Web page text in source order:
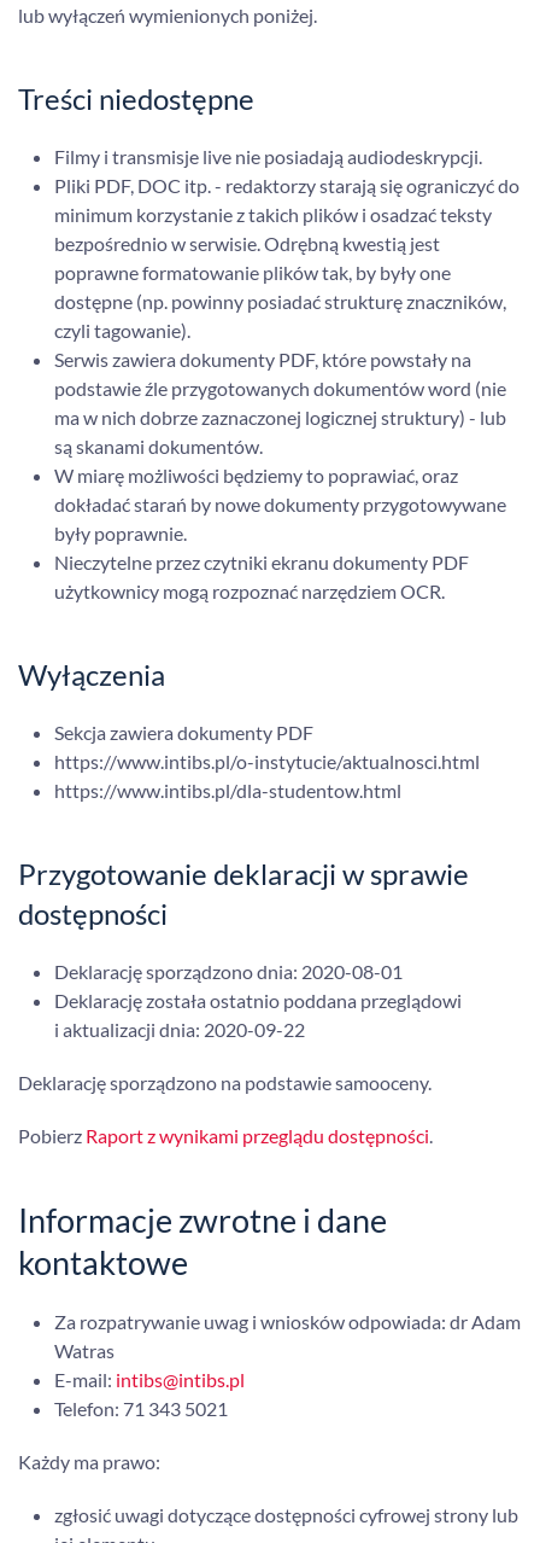
lub wyłączeń wymienionych poniżej.
Treści niedostępne
Filmy i transmisje live nie posiadają audiodeskrypcji.
Pliki PDF, DOC itp. - redaktorzy starają się ograniczyć do
minimum korzystanie z takich plików i osadzać teksty
bezpośrednio w serwisie. Odrębną kwestią jest
poprawne formatowanie plików tak, by były one
dostępne (np. powinny posiadać strukturę znaczników,
czyli tagowanie).
Serwis zawiera dokumenty PDF, które powstały na
podstawie źle przygotowanych dokumentów word (nie
ma w nich dobrze zaznaczonej logicznej struktury) - lub
są skanami dokumentów.
W miarę możliwości będziemy to poprawiać, oraz
dokładać starań by nowe dokumenty przygotowywane
były poprawnie.
Nieczytelne przez czytniki ekranu dokumenty PDF
użytkownicy mogą rozpoznać narzędziem OCR.
Wyłączenia
Sekcja zawiera dokumenty PDF
https://www.intibs.pl/o-instytucie/aktualnosci.html
https://www.intibs.pl/dla-studentow.html
Przygotowanie deklaracji w sprawie
dostępności
Deklarację sporządzono dnia: 2020-08-01
Deklarację została ostatnio poddana przeglądowi
i aktualizacji dnia: 2020-09-22
Deklarację sporządzono na podstawie samooceny.
Pobierz Raport z wynikami przeglądu dostępności.
Informacje zwrotne i dane
kontaktowe
Za rozpatrywanie uwag i wniosków odpowiada: dr Adam
Watras
E-mail: intibs@intibs.pl
Telefon: 71 343 5021
Każdy ma prawo:
zgłosić uwagi dotyczące dostępności cyfrowej strony lub